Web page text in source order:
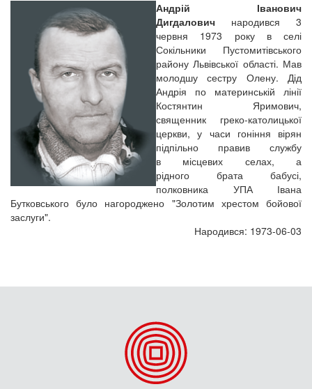
Андрій Іванович
Дигдалович народився 3
червня 1973 року в селі
Сокільники Пустомитівського
району Львівської області. Мав
молодшу сестру Олену. Дід
Андрія по материнській лінії
Костянтин Яримович,
священник греко-католицької
церкви, у часи гоніння вірян
підпільно правив службу
в місцевих селах, а
рідного брата бабусі,
полковника УПА Івана
Бутковського було нагороджено "Золотим хрестом бойової
заслуги".
Народився: 1973-06-03